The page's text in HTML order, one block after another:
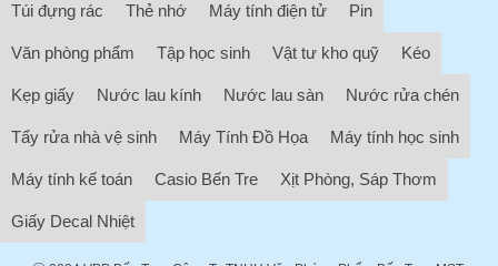
Túi đựng rác Thẻ nhớ Máy tính điện tử Pin
Văn phòng phẩm Tập học sinh Vật tư kho quỹ Kéo
Kẹp giấy Nước lau kính Nước lau sàn Nước rửa chén
Tẩy rửa nhà vệ sinh Máy Tính Đồ Họa Máy tính học sinh
Máy tính kế toán Casio Bến Tre Xịt Phòng, Sáp Thơm
Giấy Decal Nhiệt